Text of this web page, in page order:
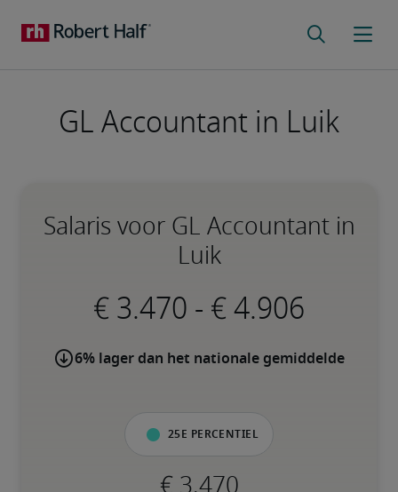
GL Accountant in Luik
Salaris voor GL Accountant in
Luik
-
6% lager dan het nationale gemiddelde
25e percentiel